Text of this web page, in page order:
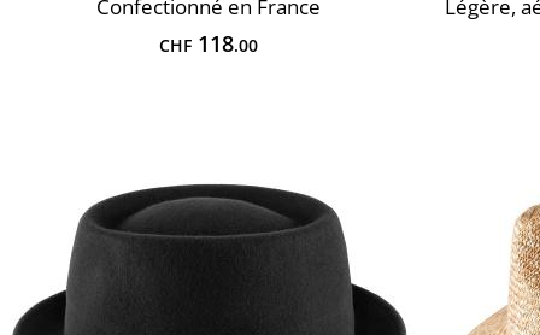
Confectionné en France
CHF118.00
Légère,